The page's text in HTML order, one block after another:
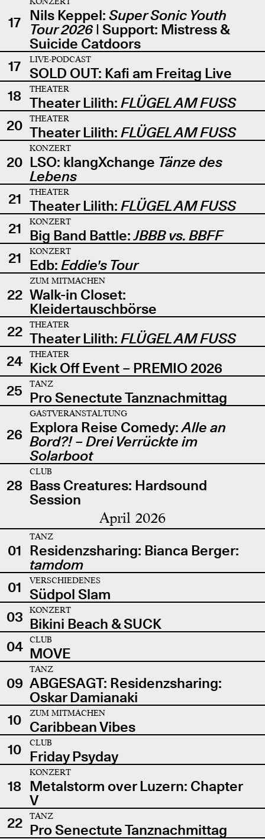
17 Nils Keppel: Super Sonic Youth
Tour 2026| Support: Mistress &
Suicide Catdoors
17
LIVE-PODCAST
SOLD OUT: Kafi am Freitag Live
18
THEATER
Theater Lilith: FLÜGEL AM FUSS
20
THEATER
Theater Lilith: FLÜGEL AM FUSS
20
KONZERT
LSO: klangXchange Tänze des
Lebens
21
THEATER
Theater Lilith: FLÜGEL AM FUSS
21
KONZERT
Big Band Battle:JBBB vs. BBFF
21
KONZERT
Edb: Eddie's Tour
22
ZUM MITMACHEN
Walk-in Closet:
Kleidertauschbörse
22
THEATER
Theater Lilith: FLÜGEL AM FUSS
24
THEATER
Kick Off Event – PREMIO 2026
25
TANZ
Pro Senectute Tanznachmittag
26
GASTVERANSTALTUNG
Explora Reise Comedy:Alle an
Bord?! – Drei Verrückte im
Solarboot
28
CLUB
Bass Creatures: Hardsound
Session
April 2026
01
TANZ
Residenzsharing: Bianca Berger:
tamdom
01
VERSCHIEDENES
Südpol Slam
03
KONZERT
Bikini Beach & SUCK
04
CLUB
MOVE
09
TANZ
ABGESAGT: Residenzsharing:
Oskar Damianaki
10
ZUM MITMACHEN
Caribbean Vibes
10
CLUB
Friday Psyday
18
KONZERT
Metalstorm over Luzern: Chapter
V
22
TANZ
Pro Senectute Tanznachmittag